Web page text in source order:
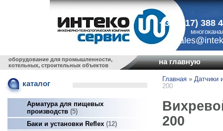
+375 (17) 388
оборудование для промышленности,
котельных, строительных объектов
на главную
каталог
Арматура для пищевых
производств 5
Баки и установки Reflex 12
Главная » Датчики
200
200